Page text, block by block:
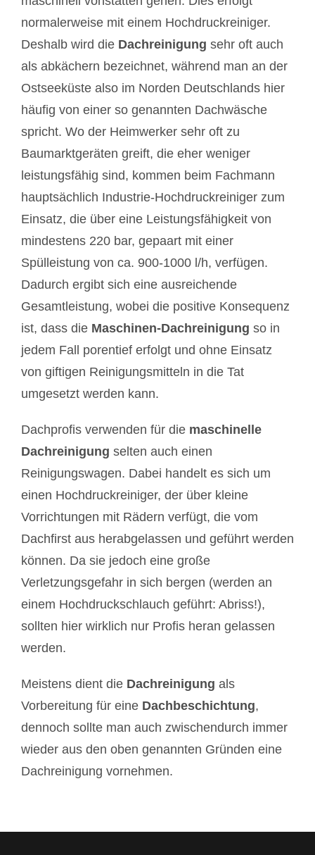
normalerweise mit einem Hochdruckreiniger.
Deshalb wird die Dachreinigung sehr oft auch
als abkächern bezeichnet, während man an der
Ostseeküste also im Norden Deutschlands hier
häufig von einer so genannten Dachwäsche
spricht. Wo der Heimwerker sehr oft zu
Baumarktgeräten greift, die eher weniger
leistungsfähig sind, kommen beim Fachmann
hauptsächlich Industrie-Hochdruckreiniger zum
Einsatz, die über eine Leistungsfähigkeit von
mindestens 220 bar, gepaart mit einer
Spülleistung von ca. 900-1000 l/h, verfügen.
Dadurch ergibt sich eine ausreichende
Gesamtleistung, wobei die positive Konsequenz
ist, dass die Maschinen-Dachreinigung so in
jedem Fall porentief erfolgt und ohne Einsatz
von giftigen Reinigungsmitteln in die Tat
umgesetzt werden kann.
Dachprofis verwenden für die maschinelle
Dachreinigung selten auch einen
Reinigungswagen. Dabei handelt es sich um
einen Hochdruckreiniger, der über kleine
Vorrichtungen mit Rädern verfügt, die vom
Dachfirst aus herabgelassen und geführt werden
können. Da sie jedoch eine große
Verletzungsgefahr in sich bergen (werden an
einem Hochdruckschlauch geführt: Abriss!),
sollten hier wirklich nur Profis heran gelassen
werden.
Meistens dient die Dachreinigung als
Vorbereitung für eine Dachbeschichtung,
dennoch sollte man auch zwischendurch immer
wieder aus den oben genannten Gründen eine
Dachreinigung vornehmen.